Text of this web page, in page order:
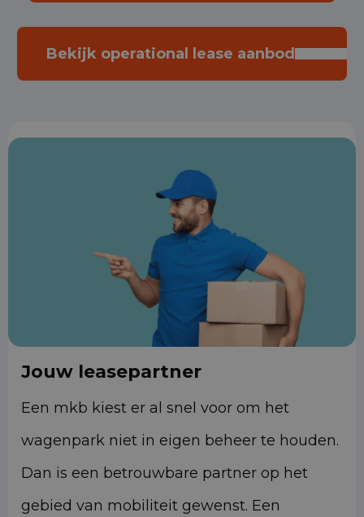
Bekijk operational lease aanbod
Jouw leasepartner
Een mkb kiest er al snel voor om het
wagenpark niet in eigen beheer te houden.
Dan is een betrouwbare partner op het
gebied van mobiliteit gewenst. Een